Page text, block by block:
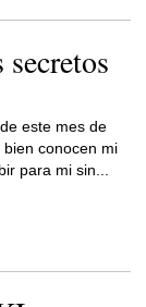
este mes de
conocen mi
para mi sin...